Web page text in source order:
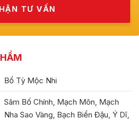
Bổ Tỳ Mộc Nhi
Sâm Bố Chính, Mạch Môn, Mạch
Nha Sao Vàng, Bạch Biển Đậu, Ý Dĩ,